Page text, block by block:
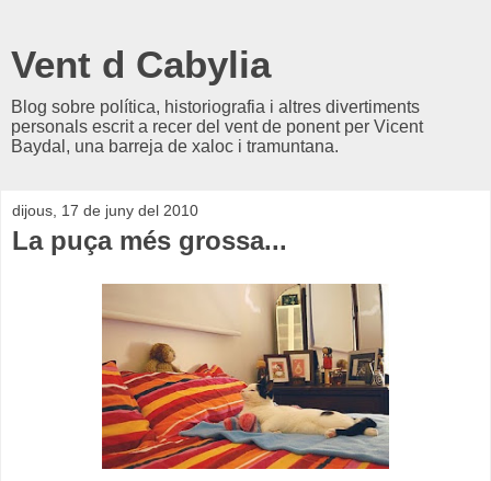
Vent d Cabylia
Blog sobre política, historiografia i altres divertiments
personals escrit a recer del vent de ponent per Vicent
Baydal, una barreja de xaloc i tramuntana.
dijous, 17 de juny del 2010
La puça més grossa...